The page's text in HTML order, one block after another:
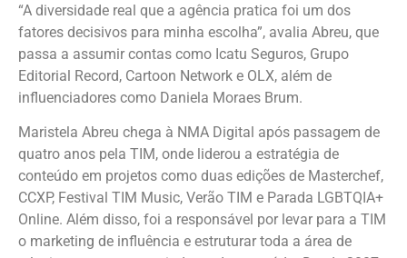
“A diversidade real que a agência pratica foi um dos
fatores decisivos para minha escolha”, avalia Abreu, que
passa a assumir contas como Icatu Seguros, Grupo
Editorial Record, Cartoon Network e OLX, além de
influenciadores como Daniela Moraes Brum.
Maristela Abreu chega à NMA Digital após passagem de
quatro anos pela TIM, onde liderou a estratégia de
conteúdo em projetos como duas edições de Masterchef,
CCXP, Festival TIM Music, Verão TIM e Parada LGBTQIA+
Online. Além disso, foi a responsável por levar para a TIM
o marketing de influência e estruturar toda a área de